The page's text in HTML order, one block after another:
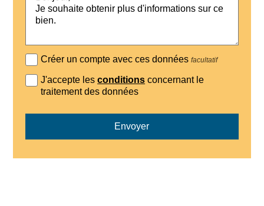
Créer un compte avec ces donnéesfacultatif
J'accepte lesconditions concernant le
traitement des données
Envoyer